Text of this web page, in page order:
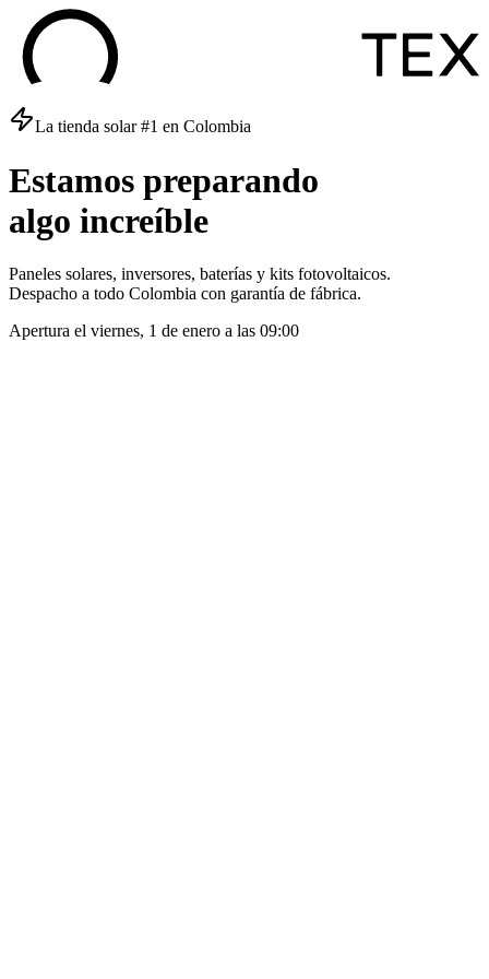
La tienda solar #1 en Colombia
Estamos preparando
algo increíble
Paneles solares, inversores, baterías y kits fotovoltaicos.
Despacho a todo Colombia con garantía de fábrica.
Apertura el viernes, 1 de enero a las 09:00